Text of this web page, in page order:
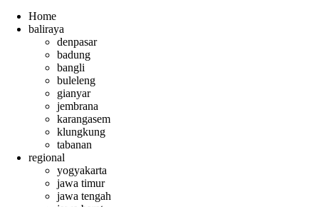
Home
baliraya
denpasar
badung
bangli
buleleng
gianyar
jembrana
karangasem
klungkung
tabanan
regional
yogyakarta
jawa timur
jawa tengah